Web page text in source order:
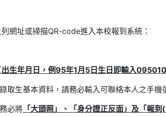
網址或掃描QR-code進入本校報到系統：
出生年月日 ，例95年1月 5日生日即輸入
取生基本資料，請務必輸入可聯絡本人之手機
必將「大頭照」、「身分證正反面」及「報到(